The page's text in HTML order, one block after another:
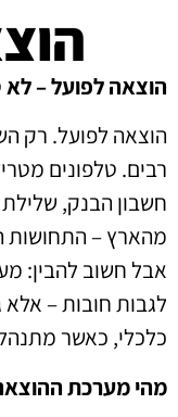
הוצאה לפועל –
הוצאה לפועל. רק
רבים. טלפונים
חשבון הבנק, שלילת
מהארץ – התחושות
אבל חשוב להבין:
לגבות חובות –
כלכלי, כאשר
מהי מערכת